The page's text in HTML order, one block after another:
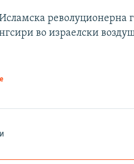
револуционерна
во израелски